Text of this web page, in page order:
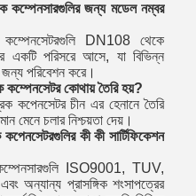
কম্পেনসারগুলির জন্য মডেল নম্বর
কম্পেনসেটরগুলি DN108 থেকে
পরিসরে আসে, যা বিভিন্ন
পরিবেশন করে।
কম্পেনসেটর কোথায় তৈরি হয়?
কপেনসেটর চীন এর হেনানে তৈরি
মেনে চলার নিশ্চয়তা দেয়।
কী কী সার্টিফিকেশন
কম্পেনসারগুলি ISO9001, TUV,
প্রাসঙ্গিক শংসাপত্রের